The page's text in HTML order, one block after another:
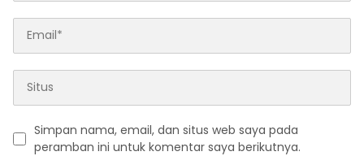
Simpan nama, email, dan situs web saya pada
peramban ini untuk komentar saya berikutnya.